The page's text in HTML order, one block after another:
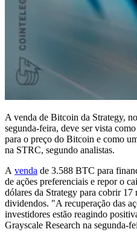
A venda de Bitcoin da Strategy,
segunda-feira, deve ser vista
para o preço do Bitcoin e como
na STRC, segundo analistas.
A venda de 3.588 BTC para
de ações preferenciais e repor o
dólares da Strategy para cobrir 17
dividendos. "A recuperação das
investidores estão reagindo
Grayscale Research na segunda-